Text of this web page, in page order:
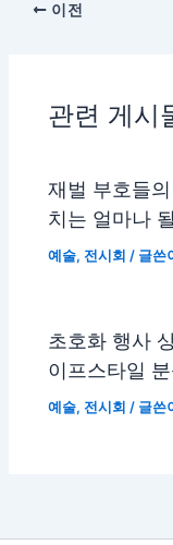
이전
관련 게시
재벌 부호들
치는 얼마나
예술, 전시회 / 글쓴
초호화 행사
이프스타일
예술, 전시회 / 글쓴